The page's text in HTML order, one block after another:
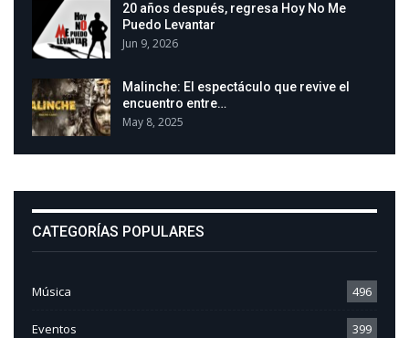
20 años después, regresa Hoy No Me
Puedo Levantar
Jun 9, 2026
Malinche: El espectáculo que revive el
encuentro entre…
May 8, 2025
CATEGORÍAS POPULARES
Música 496
Eventos 399